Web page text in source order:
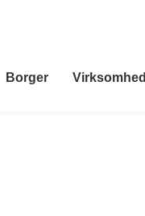
Borger Virksomhed